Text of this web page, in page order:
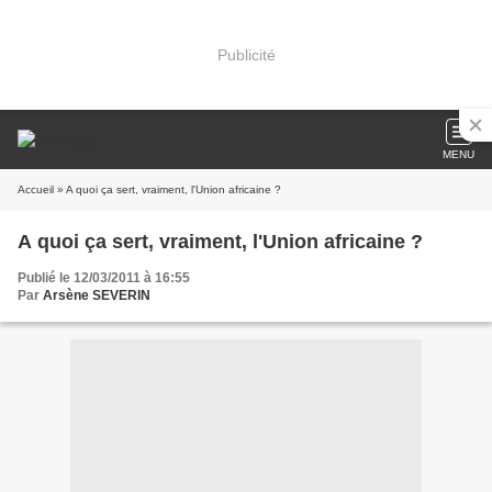
Publicité
MENU
Accueil » A quoi ça sert, vraiment, l'Union africaine ?
A quoi ça sert, vraiment, l'Union africaine ?
Publié le 12/03/2011 à 16:55
Par Arsène SEVERIN